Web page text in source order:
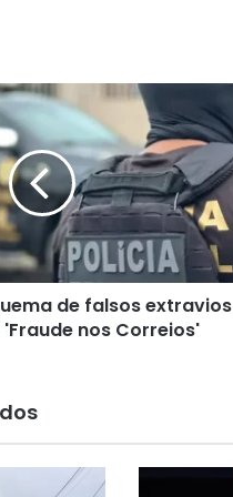
de falsos extravios
nos Correios'